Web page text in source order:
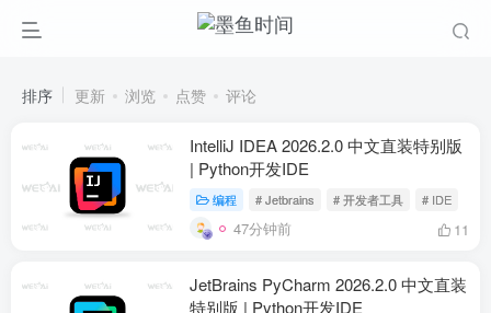
排序 更新 浏览 点赞 评论
IntelliJ IDEA 2026.2.0 中文直装特别版
| Python开发IDE
编程 # Jetbrains # 开发者工具 # IDE
47分钟前 11
JetBrains PyCharm 2026.2.0 中文直装
特别版 | Python开发IDE